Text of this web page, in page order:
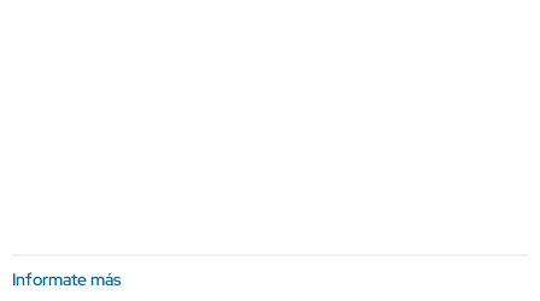
Informate más